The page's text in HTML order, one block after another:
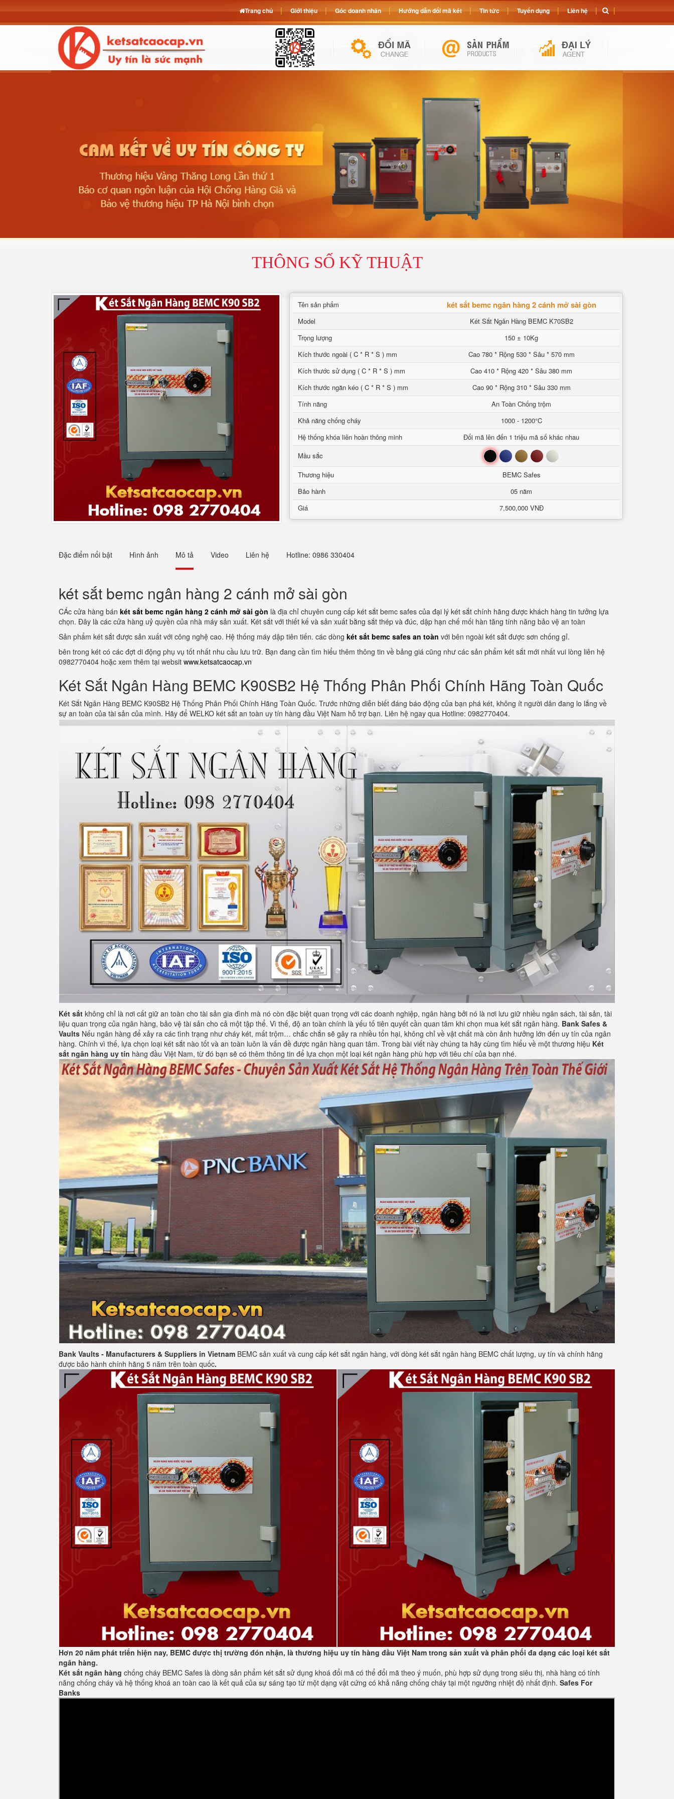
THÔNG SỐ KỸ THUẬT
Tên sản phẩm két sắt bemc ngân hàng 2 cánh mở sài gòn
Model
Két Sắt Ngân Hàng BEMC K70SB2
Trọng lượng
150 ± 10Kg
Kích thước ngoài ( C * R * S ) mm
Cao 780 * Rộng 530 * Sâu * 570 mm
Kích thước sử dụng ( C * R * S ) mm
Cao 410 * Rộng 420 * Sâu 380 mm
Kích thước ngăn kéo ( C * R * S ) mm
Cao 90 * Rộng 310 * Sâu 330 mm
Tính năng
An Toàn Chống trộm
Khả năng chống cháy
1000 - 1200°C
Hệ thống khóa liên hoàn thông minh
Đổi mã lên đến 1 triệu mã số khác nhau
Mầu sắc
Đen Xanh Nâu Đỏ Trắng
Thương hiệu
BEMC Safes
Bảo hành
05 năm
Giá
7,500,000 VNĐ
Đặc điểm nổi bật Hình ảnh Mô tả Video Liên hệ Hotline: 0986 330404
két sắt bemc ngân hàng 2 cánh mở sài gòn
CÁc cửa hàng bán két sắt bemc ngân hàng 2 cánh mở sài gòn là địa chỉ chuyên cung cấp két sắt bemc safes của đại lý két sắt chính hãng được khách hàng tin tưởng lựa
chọn. Đây là các cửa hàng uỷ quyền của nhà máy sản xuất. Két sắt với thiết kế và sản xuất bằng sắt thép và đúc, dập hạn chế mối hàn tăng tính năng bảo vệ an toàn
Sản phẩm két sắt được sản xuất với công nghệ cao. Hệ thống máy dập tiên tiến. các dòng két sắt bemc safes an toàn với bên ngoài két sắt được sơn chống gỉ.
bên trong két có các đợt di động phụ vụ tốt nhất nhu cầu lưu trữ. Bạn đang cần tìm hiểu thêm thông tin về bảng giá cũng như các sản phẩm két sắt mới nhất vui lòng liên hệ
0982770404 hoặc xem thêm tại websit www.ketsatcaocap.vn
Két Sắt Ngân Hàng BEMC K90SB2 Hệ Thống Phân Phối Chính Hãng Toàn Quốc
Két Sắt Ngân Hàng BEMC K90SB2 Hệ Thống Phân Phối Chính Hãng Toàn Quốc. Trước những diễn biết đáng báo động của bạn phá két, không ít người dân đang lo lắng về
sự an toàn của tài sản của mình. Hãy để WELKO két sắt an toàn uy tín hàng đầu Việt Nam hỗ trợ bạn. Liên hệ ngay qua Hotline: 0982770404.
Két sắt không chỉ là nơi cất giữ an toàn cho tài sản gia đình mà nó còn đặc biệt quan trọng với các doanh nghiệp, ngân hàng bởi nó là nơi lưu giữ nhiều ngân sách, tài sản, tài
liệu quan trọng của ngân hàng, bảo vệ tài sản cho cả một tập thể. Vì thế, độ an toàn chính là yếu tố tiên quyết cần quan tâm khi chọn mua két sắt ngân hàng. Bank Safes &
Vaults Nếu ngân hàng để xảy ra các tình trạng như cháy két, mất trộm… chắc chắn sẽ gây ra nhiều tổn hại, không chỉ về vật chất mà còn ảnh hưởng lớn đến uy tín của ngân
hàng. Chính vì thế, lựa chọn loại két sắt nào tốt và an toàn luôn là vấn đề được ngân hàng quan tâm. Trong bài viết này chúng ta hãy cùng tìm hiểu về một thương hiệu Két
sắt ngân hàng uy tín hàng đầu Việt Nam, từ đó bạn sẽ có thêm thông tin để lựa chọn một loại két ngân hàng phù hợp với tiêu chí của bạn nhé.
Bank Vaults - Manufacturers & Suppliers in Vietnam BEMC sản xuất và cung cấp két sắt ngân hàng, với dòng két sắt ngân hàng BEMC chất lượng, uy tín và chính hãng
được bảo hành chính hãng 5 năm trên toàn quốc.
Hơn 20 năm phát triển hiện nay, BEMC được thị trường đón nhận, là thương hiệu uy tín hàng đầu Việt Nam trong sản xuất và phân phối đa dạng các loại két sắt
ngân hàng.
Két sắt ngân hàng chống cháy BEMC Safes là dòng sản phẩm két sắt sử dụng khoá đổi mã có thể đổi mã theo ý muốn, phù hợp sử dụng trong siêu thị, nhà hàng có tính
năng chống cháy và hệ thống khoá an toàn cao là kết quả của sự sáng tạo từ một dạng vật cứng có khả năng chống cháy tại một ngưỡng nhiệt độ nhất định. Safes For
Banks
Trang chủ Giới thiệu Góc doanh nhân Hướng dẫn đổi mã két Tin tức Tuyển dụng Liên hệ